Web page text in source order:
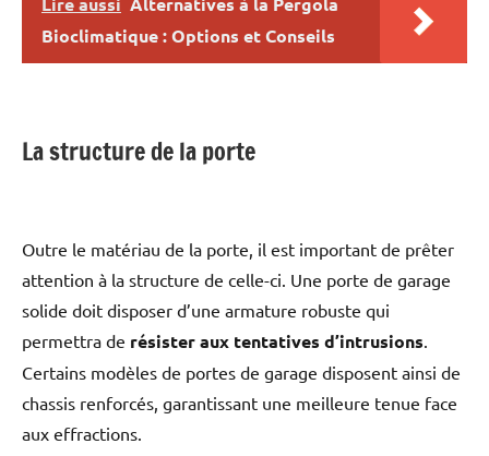
Bioclimatique : Options et Conseils
La structure de la porte
Outre le matériau de la porte, il est important de prêter
attention à la structure de celle-ci. Une porte de garage
solide doit disposer d’une armature robuste qui
permettra de résister aux tentatives d’intrusions.
Certains modèles de portes de garage disposent ainsi de
chassis renforcés, garantissant une meilleure tenue face
aux effractions.